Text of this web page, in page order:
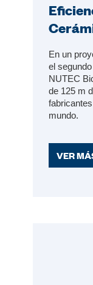
En un
el
NUTEC
de 125 m
mundo.
VER